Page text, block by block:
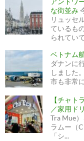
な街並み
リュッセ
ているも
られてい
ベトナム
ダナンに
しました
市も非常
【チャト
／家用ド
Tra Mue
ラムー（
「シ...